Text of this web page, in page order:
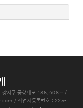
강서구 공항대로 186, 408호 /
/ 사업자등록번호 : 225-